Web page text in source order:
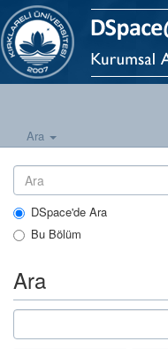
Ara
DSpace'de Ara
Bu Bölüm
Ara